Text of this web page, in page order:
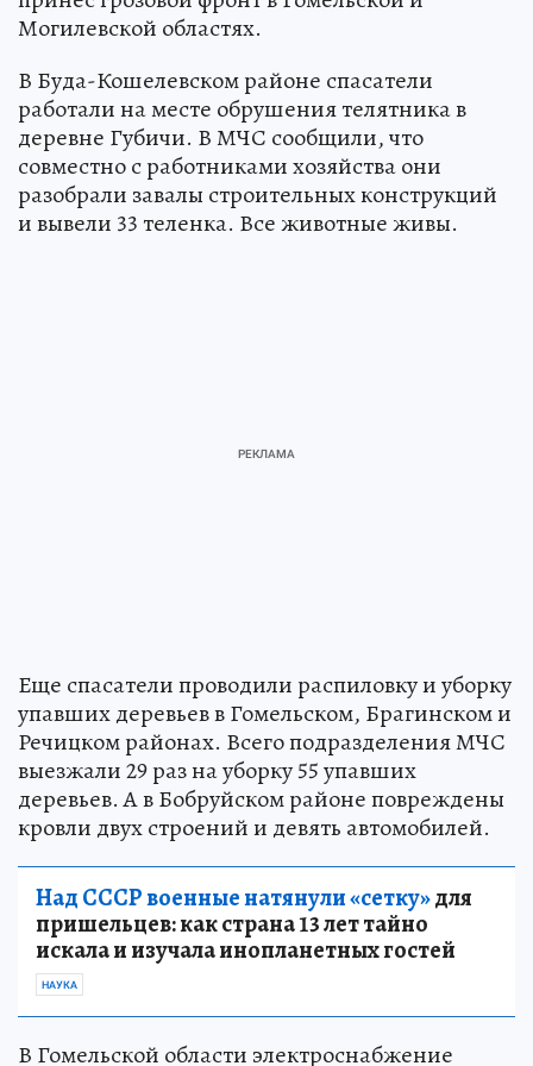
Могилевской областях.
В Буда-Кошелевском районе спасатели
работали на месте обрушения телятника в
деревне Губичи. В МЧС сообщили, что
совместно с работниками хозяйства они
разобрали завалы строительных конструкций
и вывели 33 теленка. Все животные живы.
Еще спасатели проводили распиловку и уборку
упавших деревьев в Гомельском, Брагинском и
Речицком районах. Всего подразделения МЧС
выезжали 29 раз на уборку 55 упавших
деревьев. А в Бобруйском районе повреждены
кровли двух строений и девять автомобилей.
Над СССР военные натянули «сетку»для
пришельцев: как страна 13 лет тайно
искала и изучала инопланетных гостей
НАУКА
В Гомельской области электроснабжение